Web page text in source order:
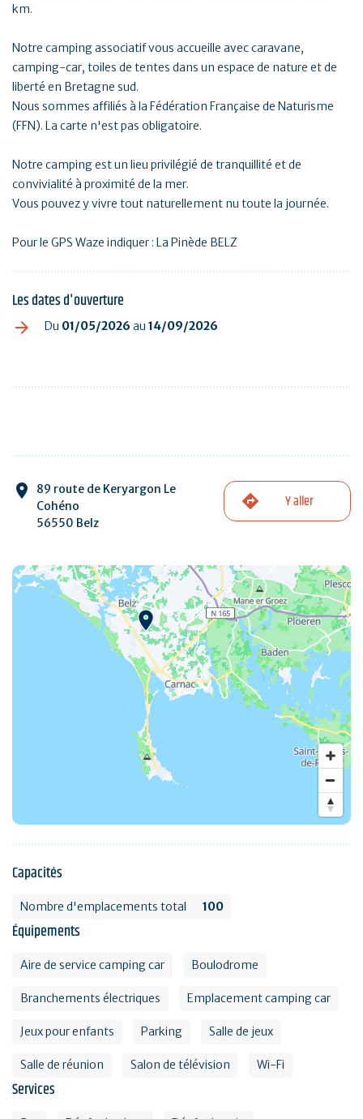
km.
Notre camping associatif vous accueille avec caravane,
camping-car, toiles de tentes dans un espace de nature et de
liberté en Bretagne sud.
Nous sommes affiliés à la Fédération Française de Naturisme
(FFN). La carte n'est pas obligatoire.
Notre camping est un lieu privilégié de tranquillité et de
convivialité à proximité de la mer.
Vous pouvez y vivre tout naturellement nu toute la journée.
Pour le GPS Waze indiquer : La Pinède BELZ
Les dates d'ouverture
Du 01/05/2026 au 14/09/2026
89 route de Keryargon Le
Cohéno
56550 Belz
Y aller
Capacités
Nombre d'emplacements total 100
Équipements
Aire de service camping car Boulodrome
Branchements électriques Emplacement camping car
Jeux pour enfants Parking Salle de jeux
Salle de réunion Salon de télévision Wi-Fi
Services